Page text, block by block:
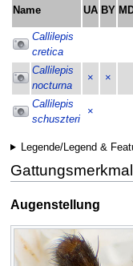
Name UA BY
Callilepis
cretica
Callilepis
nocturna
× ×
Callilepis
schuszteri
×
Legende/Legend &
Augenstellung